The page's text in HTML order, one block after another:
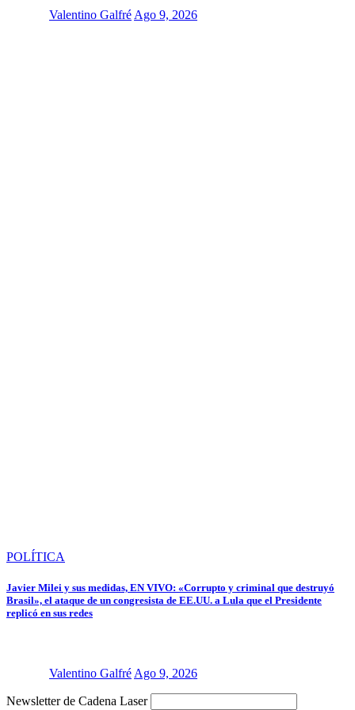
Valentino Galfré Ago 9, 2026
POLÍTICA
Javier Milei y sus medidas, EN VIVO: «Corrupto y criminal que destruyó
Brasil», el ataque de un congresista de EE.UU. a Lula que el Presidente
replicó en sus redes
Valentino Galfré Ago 9, 2026
Ingresa
Newsletter de Cadena Laser